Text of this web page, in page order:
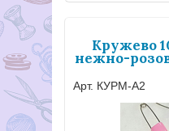
Кружево
нежно-
Арт. КУРМ-А2